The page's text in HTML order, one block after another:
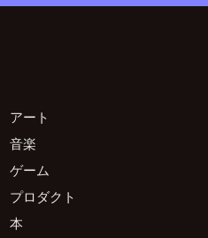
アート
音楽
ゲーム
プロダクト
本